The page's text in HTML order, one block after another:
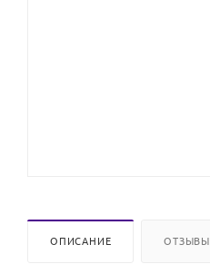
ОПИСАНИЕ ОТЗЫВЫ